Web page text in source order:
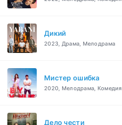
Дикий
2023, Драма, Мелодрама
Мистер ошибка
2020, Мелодрама, Комедия
Дело чести